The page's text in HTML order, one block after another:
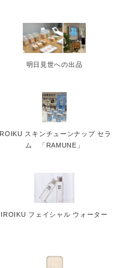
明日見世への出品
IROIKU スキンチューンナップ セラ
ム 「RAMUNE」
IROIKU フェイシャル ウォーター